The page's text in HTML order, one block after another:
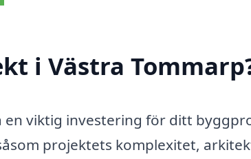
i Västra
en viktig investering för ditt
projektets komplexitet,